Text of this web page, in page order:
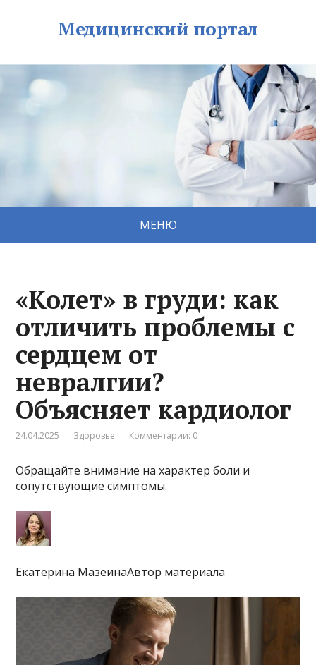
Медицинский портал
МЕНЮ
«Колет» в груди: как
отличить проблемы с
сердцем от
невралгии?
Объясняет кардиолог
24.04.2025 Здоровье Комментарии: 0
Обращайте внимание на характер боли и
сопутствующие симптомы.
Екатерина МазеинаАвтор материала